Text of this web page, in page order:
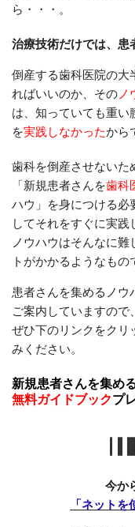
ら・・・。
治療技術だけでは、患
倒産する歯科医院の大
ればいいのか、その ノ
は、知っていても重い
を実践しなかったから
歯科を倒産させないた
「新規患者さんを歯科
ハウ」
を身につける必
してそれをすぐに実践
ノウハウはそんなに
トがかかるようなもの
患者さんを集めるノウ
ご案内していますので、
ぜひ下のリンクをクリ
みください。
新規患者さんを集め
無料ガイドブックプ
今か
「ネット